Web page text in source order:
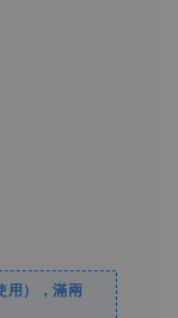
用），滿兩